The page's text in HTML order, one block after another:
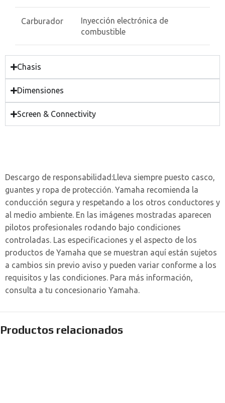
Carburador
Inyección electrónica de
combustible
Chasis
Dimensiones
Screen & Connectivity
Descargo de responsabilidad:Lleva siempre puesto casco,
guantes y ropa de protección. Yamaha recomienda la
conducción segura y respetando a los otros conductores y
al medio ambiente. En las imágenes mostradas aparecen
pilotos profesionales rodando bajo condiciones
controladas. Las especificaciones y el aspecto de los
productos de Yamaha que se muestran aquí están sujetos
a cambios sin previo aviso y pueden variar conforme a los
requisitos y las condiciones. Para más información,
consulta a tu concesionario Yamaha.
Productos relacionados